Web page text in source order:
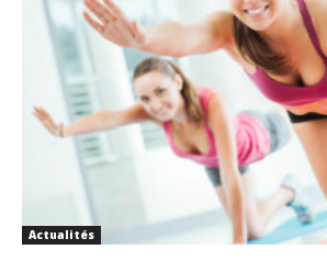
Actualités